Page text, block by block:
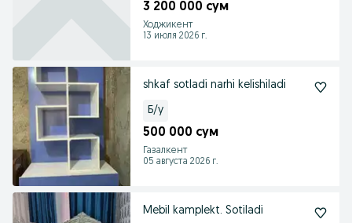
3 200 000 сум
Ходжикент
13 июля 2026 г.
shkaf sotladi narhi kelishiladi
Б/у
500 000 сум
Газалкент
05 августа 2026 г.
Mebil kamplekt. Sotiladi